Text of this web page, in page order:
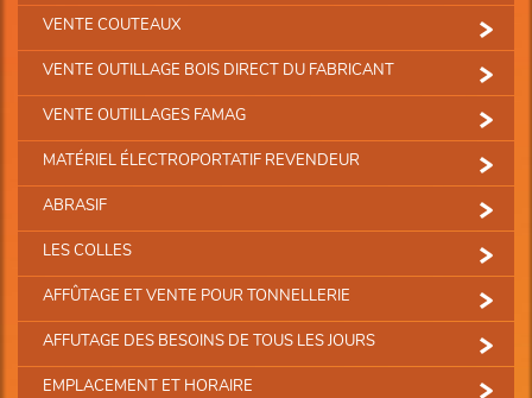
VENTE COUTEAUX
VENTE OUTILLAGE BOIS DIRECT DU FABRICANT
VENTE OUTILLAGES FAMAG
MATÉRIEL ÉLECTROPORTATIF REVENDEUR
ABRASIF
LES COLLES
AFFÛTAGE ET VENTE POUR TONNELLERIE
AFFUTAGE DES BESOINS DE TOUS LES JOURS
EMPLACEMENT ET HORAIRE